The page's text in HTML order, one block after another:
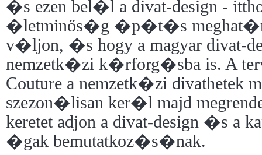
�s ezen bel�l a divat-design -
�letminős�g �p�t�s
v�ljon, �s hogy a magyar divat-
nemzetk�zi k�rforg�sba is. A
Couture a nemzetk�zi
szezon�lisan ker�l majd
keretet adjon a divat-design �s a
�gak bemutatkoz�s�nak.